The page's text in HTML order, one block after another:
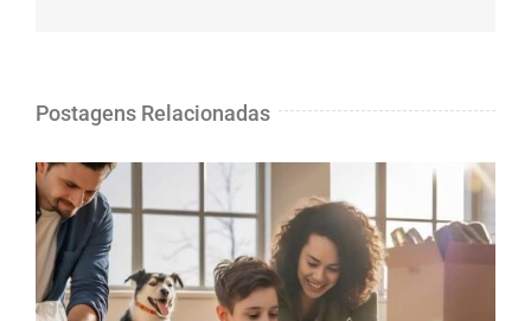
Postagens Relacionadas